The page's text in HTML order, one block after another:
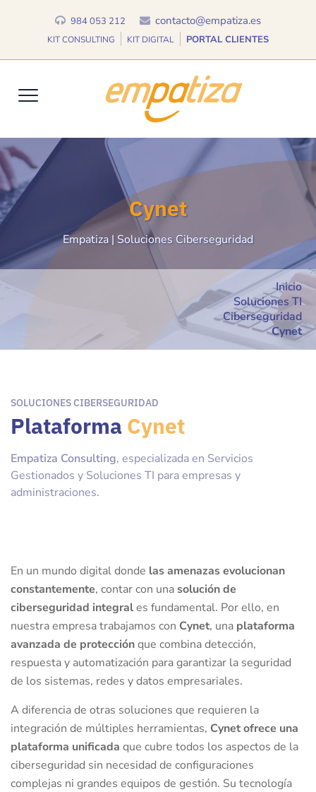
984 053 212 contacto@empatiza.es
KIT CONSULTING KIT DIGITAL PORTAL CLIENTES
Cynet
Empatiza | Soluciones Ciberseguridad
Inicio
Soluciones TI
Ciberseguridad
Cynet
SOLUCIONES CIBERSEGURIDAD
Plataforma Cynet
Empatiza Consulting, especializada en Servicios
Gestionados y Soluciones TI para empresas y
administraciones.
En un mundo digital donde las amenazas evolucionan
constantemente, contar con una solución de
ciberseguridad integrales fundamental. Por ello, en
nuestra empresa trabajamos con Cynet, una plataforma
avanzada de protecciónque combina detección,
respuesta y automatización para garantizar la seguridad
de los sistemas, redes y datos empresariales.
A diferencia de otras soluciones que requieren la
integración de múltiples herramientas, Cynet ofrece una
plataforma unificada que cubre todos los aspectos de la
ciberseguridad sin necesidad de configuraciones
complejas ni grandes equipos de gestión. Su tecnología